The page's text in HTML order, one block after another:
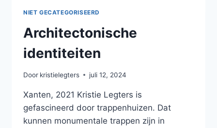
NIET GECATEGORISEERD
Architectonische
identiteiten
Door kristielegters juli 12, 2024
Xanten, 2021 Kristie Legters is
gefascineerd door trappenhuizen. Dat
kunnen monumentale trappen zijn in